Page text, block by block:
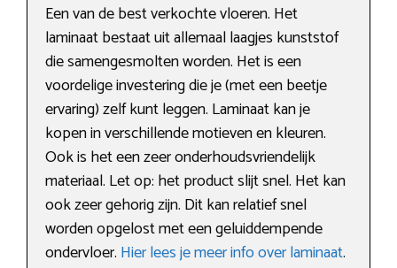
Een van de best verkochte vloeren. Het
laminaat bestaat uit allemaal laagjes kunststof
die samengesmolten worden. Het is een
voordelige investering die je (met een beetje
ervaring) zelf kunt leggen. Laminaat kan je
kopen in verschillende motieven en kleuren.
Ook is het een zeer onderhoudsvriendelijk
materiaal. Let op: het product slijt snel. Het kan
ook zeer gehorig zijn. Dit kan relatief snel
worden opgelost met een geluiddempende
ondervloer. Hier lees je meer info over laminaat.